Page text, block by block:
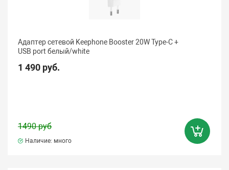
Адаптер сетевой Keephone Booster 20W Type-C +
USB port белый/white
1 490 руб.
1490 руб
Наличие: много